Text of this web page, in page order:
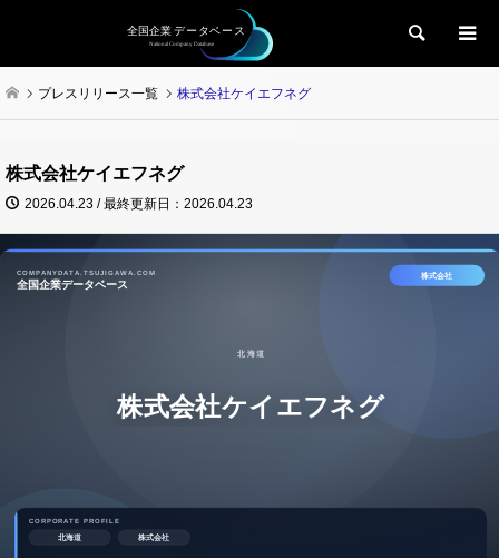
検索
プレスリリース一覧 株式会社ケイエフネグ
株式会社ケイエフネグ
2026.04.23 / 最終更新日：2026.04.23